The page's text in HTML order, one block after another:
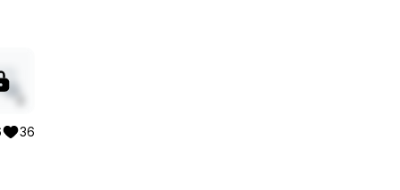
36